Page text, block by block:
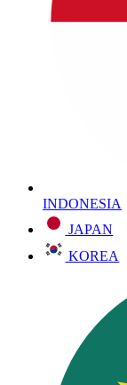
INDONESIA
JAPAN
KOREA